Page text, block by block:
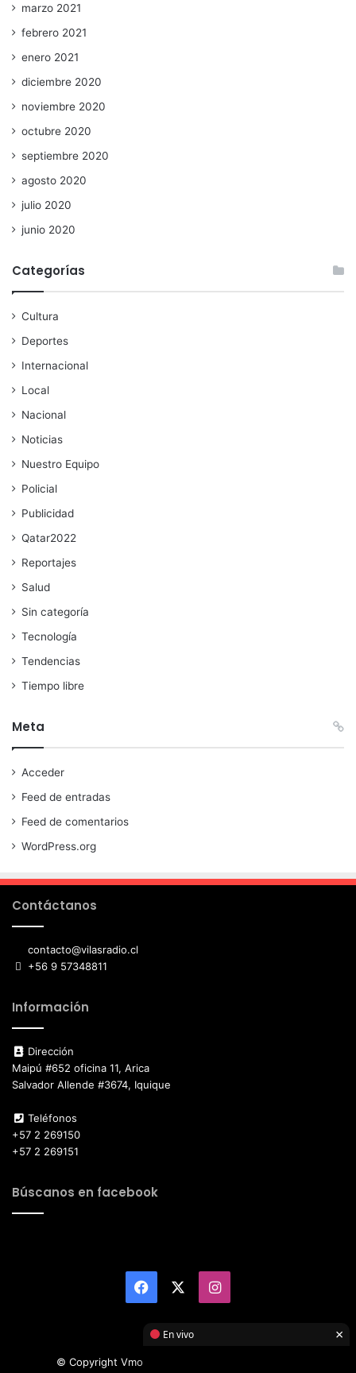
marzo 2021
febrero 2021
enero 2021
diciembre 2020
noviembre 2020
octubre 2020
septiembre 2020
agosto 2020
julio 2020
junio 2020
Categorías
Cultura
Deportes
Internacional
Local
Nacional
Noticias
Nuestro Equipo
Policial
Publicidad
Qatar2022
Reportajes
Salud
Sin categoría
Tecnología
Tendencias
Tiempo libre
Meta
Acceder
Feed de entradas
Feed de comentarios
WordPress.org
Contáctanos
contacto@vilasradio.cl
+56 9 57348811
Información
Dirección
Maipú #652 oficina 11, Arica
Salvador Allende #3674, Iquique
Teléfonos
+57 2 269150
+57 2 269151
Búscanos en facebook
Facebook Instagram
© Copyright Vmotor TI 2026, All Rights Reserved
En vivo ×